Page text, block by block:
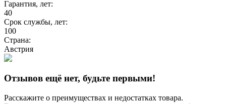
Гарантия, лет:
40
Срок службы, лет:
100
Страна:
Австрия
Отзывов ещё нет, будьте первыми!
Расскажите о преимуществах и недостатках товара.